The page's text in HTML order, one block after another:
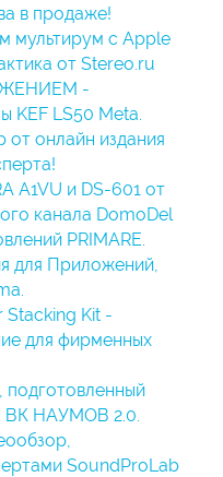
в продаже!
мультирум с Apple
от Stereo.ru
-
KEF LS50 Meta.
от онлайн издания
A1VU и DS-601 от
канала DomoDel
PRIMARE.
для Приложений,
Stacking Kit -
для фирменных
подготовленный
НАУМОВ 2.0.
SoundProLab